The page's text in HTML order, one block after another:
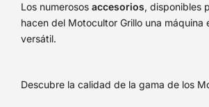
Los numerosos accesorios, disponibles
hacen del Motocultor Grillo una máquina
versátil.
Descubre la calidad de la gama de los